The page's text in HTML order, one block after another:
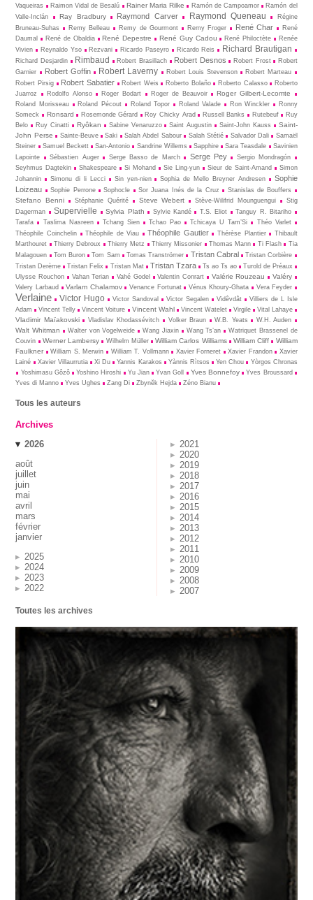
Vaqueiras
Raimon Vidal de Besalú Rainer Maria Rilke Ramón de Campoamor
Ramón del
Valle-Inclán
Ray Bradbury Raymond Carver Raymond Queneau
Régine
Bruneau-Suhas
Remy Belleau Remy de Gourmont Remy Froger René Char
René
Daumal
René de Obaldia René Depestre René Guy Cadou René Philoctète
Renée
Vivien
Reynaldo Yso Rezvani Ricardo Paseyro Ricardo Reis Richard Brautigan
Richard Desjardin Rimbaud Robert Brasillach Robert Desnos Robert Frost
Robert
Garnier
Robert Goffin Robert Laverny Robert Louis Stevenson
Robert Marteau
Robert Pirsig
Robert Sabatier Robert Weis Roberto Bolaño Roberto Calasso
Roberto
Juarroz
Rodolfo Alonso Roger Bodart Roger de Beauvoir Roger Gilbert-Lecomte
Roland Morisseau Roland Pécout Roland Topor Roland Valade Ron Winckler
Ronny
Someck
Ronsard Rosemonde Gérard Roy Chicky Arad Russell Banks Rutebeuf
Ruy
Belo
Ruy Cinatti Ryôkan Sabine Venaruzzo Saint Augustin Saint-John Kauss
Saint-
John Perse
Sainte-Beuve Saki Salah Abdel Sabour Salah Stétié Salvador Dali
Samaël
Steiner
Samuel Beckett San-Antonio Sandrine Willems Sapphire Sara Teasdale
Savinien
Lapointe
Sébastien Auger Serge Basso de March Serge Pey
Sergio Mondragón
Seyhmus Dagtekin
Shakespeare Si Mohand Sie Ling-yun Sieur de Saint-Amand
Simon
Johannin
Simonu di li Lecci Sin yen-nien Sophia de Mello Breyner Andresen
Sophie
Loizeau
Sophie Perrone Sophocle Sor Juana Inés de la Cruz Stanislas de Bouffers
Stefano Benni Stéphanie Quérité Steve Webert Stève-Wilifrid Mounguengui
Stig
Dagerman
Supervielle Sylvia Plath Sylvie Kandé T.S. Eliot
Tanguy R. Bitariho
Tarafa
Taslima Nasreen Tchang Sien Tchao Pao Tchicaya U Tam’Si
Théo Varlet
Théophile Coinchelin
Théophile de Viau Théophile Gautier Thérèse Plantier
Thibault
Marthouret
Thierry Debroux Thierry Metz Thierry Missonier Thomas Mann Ti Flash
Tia
Malagouen
Tom Buron Tom Sam Tomas Tranströmer Tristan Cabral
Tristan Corbière
Tristan Derème
Tristan Felix Tristan Mat Tristan Tzara Ts ao Ts ao
Turold de Préaux
Ulysse Rouchon
Vahan Terian Vahé Godel Valentin Conrart Valérie Rouzeau Valéry
Valery Larbaud Varlam Chalamov Venance Fortunat Vénus Khoury-Ghata Vera Feyder
Verlaine Victor Hugo Victor Sandoval Victor Segalen Vidêvdât
Villiers de L Isle
Adam
Vincent Telly Vincent Voiture Vincent Wahl Vincent Watelet Virgile Vital Lahaye
Vladimir Maïakovski Vladislav Khodassévitch Volker Braun W.B. Yeats W.H. Auden
Walt Whitman Walter von Vogelweide Wang Jiaxin Wang Ts’an
Watriquet Brassenel de
Couvin
Werner Lambersy Wilhelm Müller William Carlos Williams William Cliff
William
Faulkner
William S. Merwin William T. Vollmann Xavier Forneret Xavier Frandon
Xavier
Lainé
Xavier Villaurrutia Xi Du Yannis Karakos Yànnis Rìtsos Yen Chou
Yòrgos Chronas
Yoshimasu Gôzô
Yoshino Hiroshi Yu Jian Yvan Goll Yves Bonnefoy
Yves Broussard
Yves di Manno
Yves Ughes Zang Di Zbynĕk Hejda Zéno Bianu
Tous les auteurs
Archives
2026
août
juillet
juin
mai
avril
mars
février
janvier
2025
2024
2023
2022
2021
2020
2019
2018
2017
2016
2015
2014
2013
2012
2011
2010
2009
2008
2007
Toutes les archives